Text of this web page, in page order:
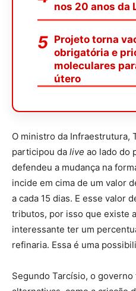
nos 20 anos da
Projeto torna
obrigatória e
moleculares
útero
O ministro da Infraestrutura,
participou da live ao lado do
defendeu a mudança na
incide em cima de um valor
a cada 15 dias. E esse valor
tributos, por isso que existe
interessante ter um
refinaria. Essa é uma
Segundo Tarcísio, o